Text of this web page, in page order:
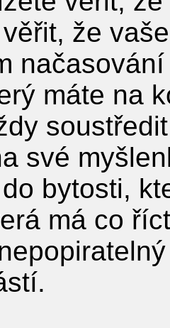
že
máte na
své
bytosti,
má co